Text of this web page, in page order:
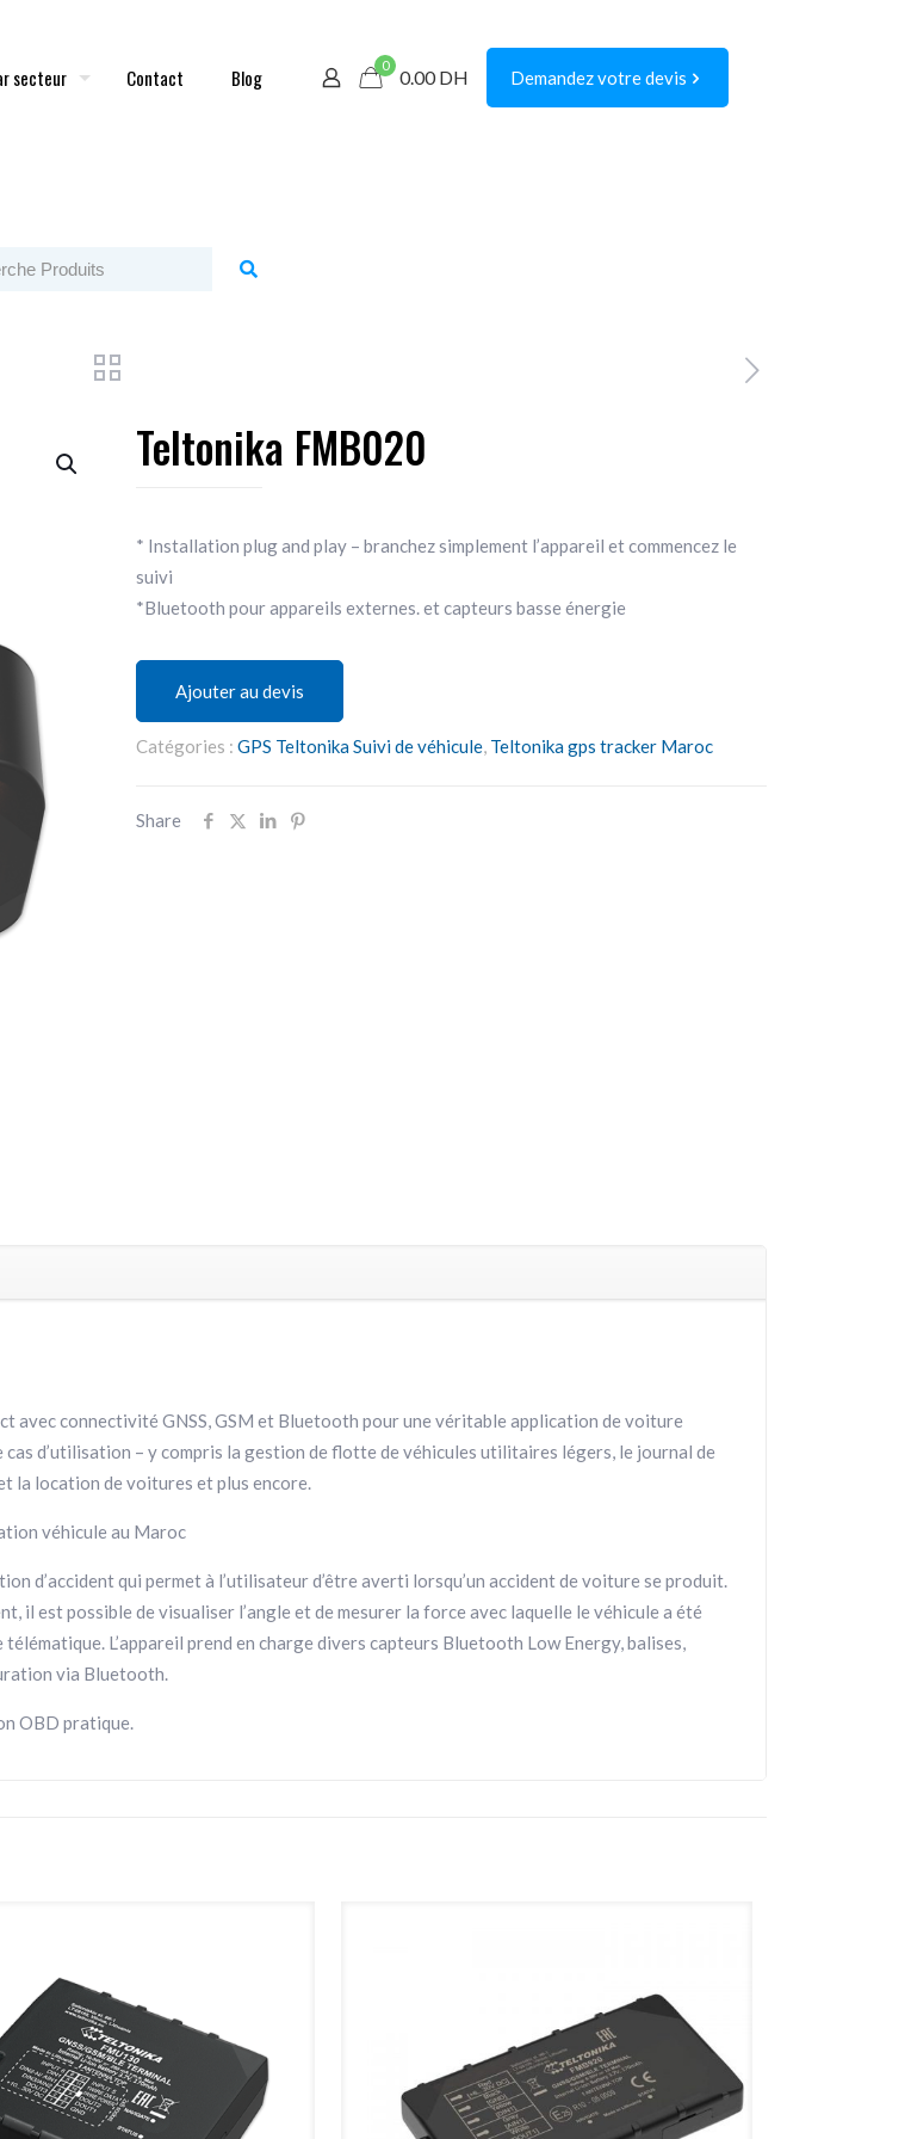
secteur Contact Blog 0
0.00DH Demandez votre devis
Teltonika FMB020
* Installation plug and play – branchez simplement l’appareil et commencez le
suivi
*Bluetooth pour appareils externes. et capteurs basse énergie
Ajouter au devis
Catégories :GPS Teltonika Suivi de véhicule, Teltonika gps tracker Maroc
Share
connectivité GNSS, GSM et Bluetooth pour une véritable application de voiture
d’utilisation – y compris la gestion de flotte de véhicules utilitaires légers, le journal de
la location de voitures et plus encore.
véhicule au Maroc
d’accident qui permet à l’utilisateur d’être averti lorsqu’un accident de voiture se produit.
il est possible de visualiser l’angle et de mesurer la force avec laquelle le véhicule a été
L’appareil prend en charge divers capteurs Bluetooth Low Energy, balises,
via Bluetooth.
OBD pratique.